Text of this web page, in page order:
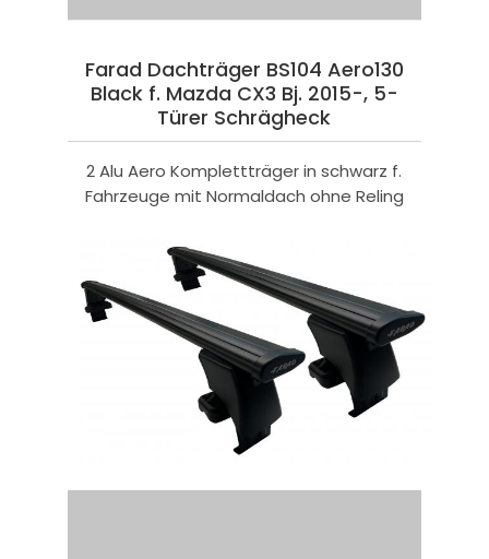
Farad Dachträger BS104 Aero130
Black f. Mazda CX3 Bj. 2015-, 5-
Türer Schrägheck
2 Alu Aero Komplettträger in schwarz f.
Fahrzeuge mit Normaldach ohne Reling